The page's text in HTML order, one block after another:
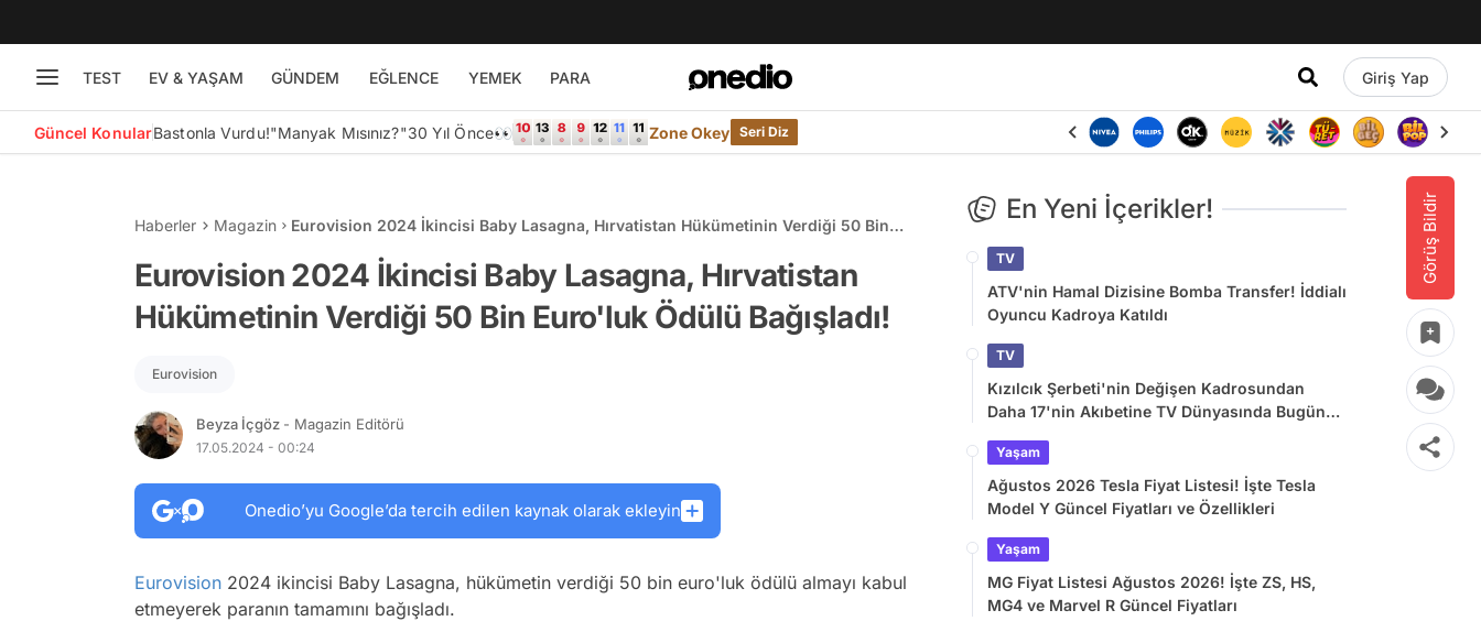
TEST EV & YAŞAM GÜNDEM EĞLENCE YEMEK PARA Giriş Yap
Güncel KonularBastonla Vurdu!"Manyak Mısınız?"30 Yıl Önce👀 Zone Okey Seri Diz
Görüş Bildir
Haberler Magazin
Eurovision 2024 İkincisi Baby Lasagna, Hırvatistan Hükümetinin Verdiği 50 Bin
Eurovision 2024 İkincisi Baby Lasagna, Hırvatistan
Hükümetinin Verdiği 50 Bin Euro'luk Ödülü Bağışladı!
Eurovision
Beyza İçgöz - Magazin Editörü
17.05.2024 - 00:24
Onedio’yu Google’da tercih edilen kaynak olarak ekleyin
Eurovision 2024 ikincisi Baby Lasagna, hükümetin verdiği 50 bin euro'luk ödülü almayı kabul
etmeyerek paranın tamamını bağışladı.
En Yeni İçerikler!
TV
ATV'nin Hamal Dizisine Bomba Transfer! İddialı
Oyuncu Kadroya Katıldı
TV
Kızılcık Şerbeti'nin Değişen Kadrosundan
Daha 17'nin Akıbetine TV Dünyasında Bugün
Yaşam
Ağustos 2026 Tesla Fiyat Listesi! İşte Tesla
Model Y Güncel Fiyatları ve Özellikleri
Yaşam
MG Fiyat Listesi Ağustos 2026! İşte ZS, HS,
MG4 ve Marvel R Güncel Fiyatları